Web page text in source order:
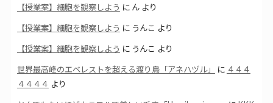
【授業案】細胞を観察しよう に んより
【授業案】細胞を観察しよう に うんこ より
【授業案】細胞を観察しよう に うんこ より
世界最高峰のエベレストを超える渡り鳥「アネハヅル」
に ４４４
４４４４ より